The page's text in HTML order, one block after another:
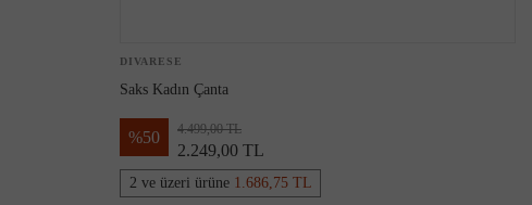
DIVARESE
Saks Kadın Çanta
%50 4.499,00 TL
2.249,00 TL
2 ve üzeri ürüne 1.686,75 TL